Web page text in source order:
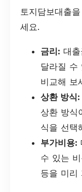
토지담보대출
세요.
금리: 대
달라질 수
비교해 보
상환 방식:
상환 방식
식을 선택
부가비용:
수 있는
등을 미리